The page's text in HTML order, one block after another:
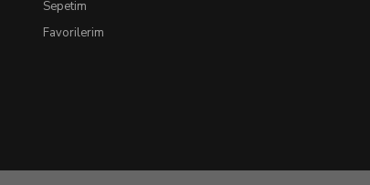
Sepetim
Favorilerim